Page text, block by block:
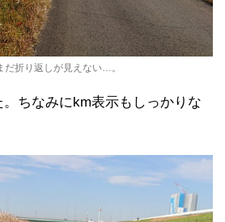
だ折り返しが見えない…。
ちなみにkm表示もしっかりな